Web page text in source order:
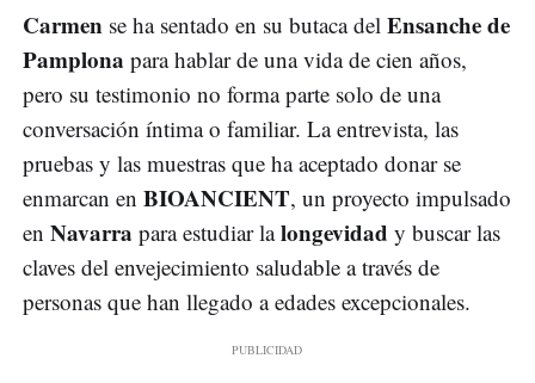
Carmen se ha sentado en su butaca del Ensanche de
Pamplona para hablar de una vida de cien años,
pero su testimonio no forma parte solo de una
conversación íntima o familiar. La entrevista, las
pruebas y las muestras que ha aceptado donar se
enmarcan en BIOANCIENT, un proyecto impulsado
en Navarra para estudiar lalongevidad y buscar las
claves del envejecimiento saludable a través de
personas que han llegado a edades excepcionales.